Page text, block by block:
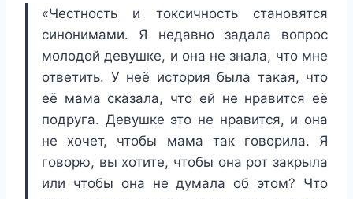
«Честность и токсичность становятся
синонимами. Я недавно задала вопрос
молодой девушке, и она не знала, что мне
ответить. У неё история была такая, что
её мама сказала, что ей не нравится её
подруга. Девушке это не нравится, и она
не хочет, чтобы мама так говорила. Я
говорю, вы хотите, чтобы она рот закрыла
или чтобы она не думала об этом? Что